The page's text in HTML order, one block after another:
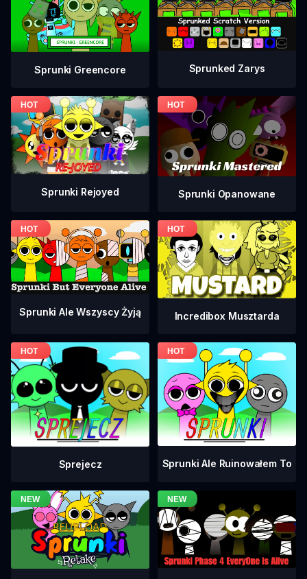
Sprunki Greencore Sprunked Zarys
Sprunki Rejoyed Sprunki Opanowane
Sprunki Ale Wszyscy Żyją Incredibox Musztarda
Sprejecz Sprunki Ale Ruinowałem To